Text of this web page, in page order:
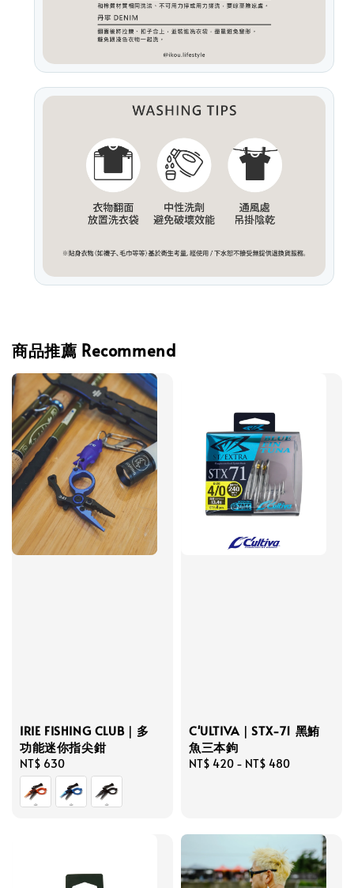
商品推薦 Recommend
IRIE FISHING CLUB｜多
功能迷你指尖鉗
Regular
price
NT$ 630
C'ULTIVA｜STX-71 黑鮪
魚三本鉤
Regular
NT$ 420 - NT$ 480